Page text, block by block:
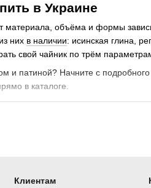
в Украине
объёма и формы
них в наличии: исинская глина,
свой чайник по трём
и патиной? Начните с подробного
в каталоге.
Клиентам